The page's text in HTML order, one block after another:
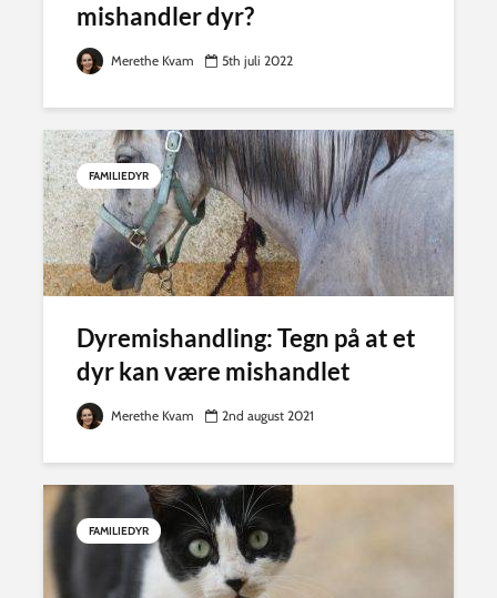
mishandler dyr?
Merethe Kvam 5th juli 2022
FAMILIEDYR
Dyremishandling: Tegn på at et
dyr kan være mishandlet
Merethe Kvam 2nd august 2021
FAMILIEDYR